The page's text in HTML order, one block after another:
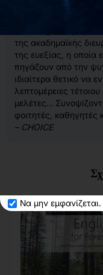
Να μην εμφανίζεται.
περιεκτική έρευνα
αναγνώστες
διεπιστημονική
της ακαδημαϊκής
της ευεξίας, η οποία
πηγάζουν από την
ιδιαίτερα θετικό να
λεπτομέρειες
μελέτες…
φοιτητές, καθηγητές
– CHOICE